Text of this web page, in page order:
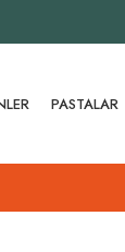
PASTALAR